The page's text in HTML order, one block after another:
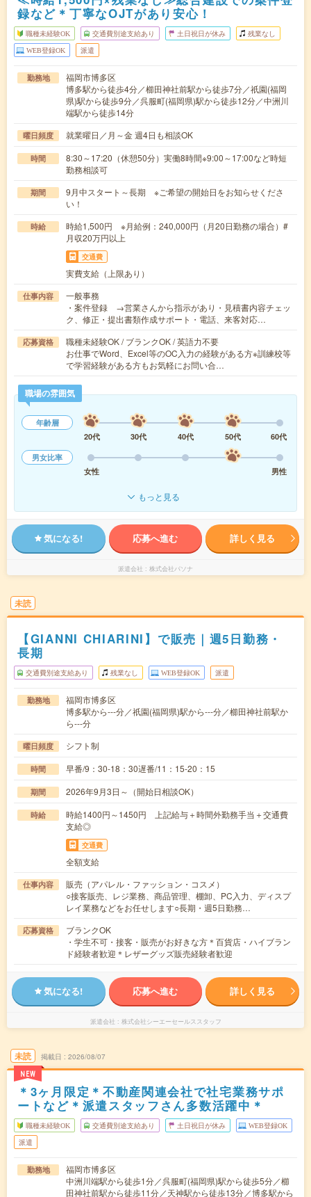
録など＊丁寧なOJTがあり安心！
職種未経験OK 交通費別途支給あり 土日祝日が休み 残業なし
WEB登録OK 派遣
勤務地
福岡市博多区
博多駅から徒歩4分／櫛田神社前駅から徒歩7分／祇園(福岡
県)駅から徒歩9分／呉服町(福岡県)駅から徒歩12分／中洲川
端駅から徒歩14分
曜日頻度 就業曜日／月～金 週4日も相談OK
時間
8:30～17:20（休憩50分）実働8時間※9:00～17:00など時短
勤務相談可
期間
9月中スタート～長期 ※ご希望の開始日をお知らせくださ
い！
時給
時給1,500円 ※月給例：240,000円（月20日勤務の場合）#
月収20万円以上
交通費
実費支給（上限あり）
仕事内容
一般事務
・案件登録 →営業さんから指示があり・見積書内容チェッ
ク、修正・提出書類作成サポート・電話、来客対応…
応募資格
職種未経験OK / ブランクOK / 英語力不要
お仕事でWord、Excel等のOC入力の経験がある方※訓練校等
で学習経験がある方もお気軽にお問い合…
職場の雰囲気
年齢層
20代
30代 40代 50代
60代
男女比率
女性
男性
もっと見る
気になる! 応募へ進む 詳しく見る
派遣会社 株式会社パソナ
未読
【GIANNI CHIARINI】で販売｜週5日勤務・
長期
交通費別途支給あり 残業なし WEB登録OK 派遣
勤務地
福岡市博多区
博多駅から---分／祇園(福岡県)駅から---分／櫛田神社前駅か
ら---分
曜日頻度 シフト制
時間 早番/9：30-18：30遅番/11：15-20：15
期間 2026年9月3日～（開始日相談OK）
時給
時給1400円～1450円 上記給与＋時間外勤務手当＋交通費
支給◎
交通費
全額支給
仕事内容
販売（アパレル・ファッション・コスメ）
○接客販売、レジ業務、商品管理、棚卸、PC入力、ディスプ
レイ業務などをお任せします○長期・週5日勤務…
応募資格
ブランクOK
・学生不可・接客・販売がお好きな方＊百貨店・ハイブラン
ド経験者歓迎＊レザーグッズ販売経験者歓迎
気になる! 応募へ進む 詳しく見る
派遣会社 株式会社シーエーセールススタッフ
未読
NEW
掲載日 2026/08/07
＊3ヶ月限定＊不動産関連会社で社宅業務サポ
ートなど＊派遣スタッフさん多数活躍中＊
職種未経験OK 交通費別途支給あり 土日祝日が休み WEB登録OK
派遣
勤務地
福岡市博多区
中洲川端駅から徒歩1分／呉服町(福岡県)駅から徒歩5分／櫛
田神社前駅から徒歩11分／天神駅から徒歩13分／博多駅から